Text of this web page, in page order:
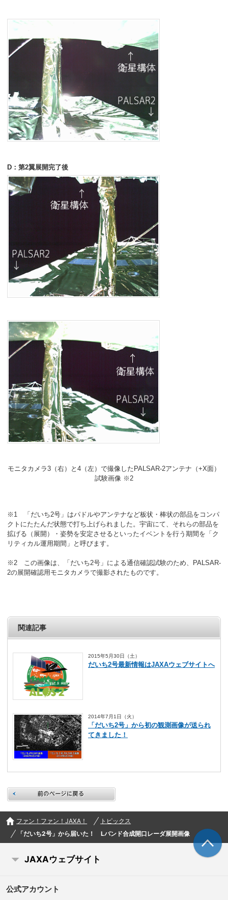
D：第2翼展開完了後
モニタカメラ3（右）と4（左）で撮像したPALSAR-2アンテナ（+X面）
試験画像 ※2
※1 「だいち2号」はパドルやアンテナなど板状・棒状の部品をコンパ
クトにたたんだ状態で打ち上げられました。宇宙にて、それらの部品を
拡げる（展開）・姿勢を安定させるといったイベントを行う期間を「ク
リティカル運用期間」と呼びます。
※2 この画像は、「だいち2号」による通信確認試験のため、PALSAR-
2の展開確認用モニタカメラで撮影されたものです。
関連記事
2015年5月30日（土）
だいち2号最新情報はJAXAウェブサイトへ
2014年7月1日（火）
「だいち2号」から初の観測画像が送られ
てきました！
ファン！ファン！JAXA！
トピックス
「だいち2号」から届いた！ Lバンド合成開口レーダ展開画像
JAXAウェブサイト
公式アカウント